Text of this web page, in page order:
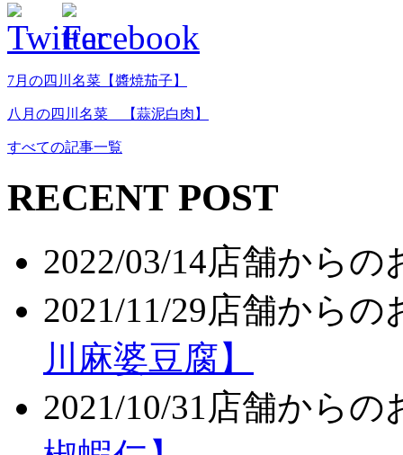
7月の四川名菜【醬焼茄子】
八月の四川名菜 【蒜泥白肉】
すべての記事一覧
RECENT POST
2022/03/14店舗からの
2021/11/29店舗からの
川麻婆豆腐】
2021/10/31 店舗からの